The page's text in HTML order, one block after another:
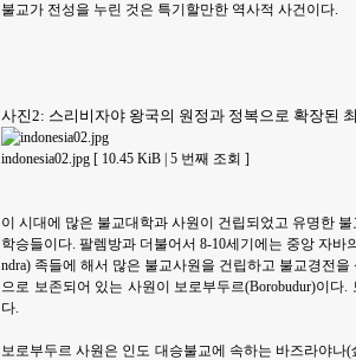
불교가 전성을 누린 것은 특기할만한 역사적 사건이다.
사진2: 스리비자야 왕국의 원정과 정복으로 확장된
indonesia02.jpg [ 10.45 KiB | 5 번째 조회 ]
이 시대에 많은 불교대학과 사원이 건립되었고 유명한
학승들이다. 팔렘방과 더불어서 8-10세기에는 중앙 자바
ndra) 족들에 해서 많은 불교사원을 건립하고 불교경전
으로 보존되어 있는 사원이 보로부두르(Borobudur)이
다.
보로부두르 사원은 인도 대승불교에 속하는 바즈라야